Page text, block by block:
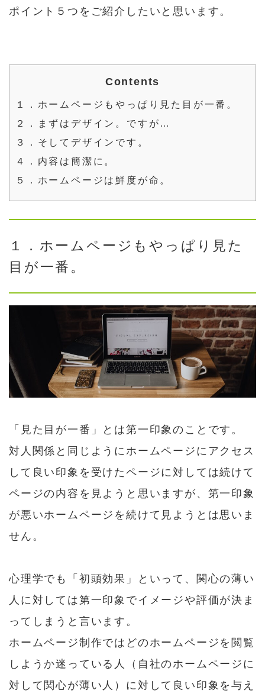
ポイント５つをご紹介したいと思います。
Contents
１．ホームページもやっぱり見た目が一番。
２．まずはデザイン。ですが…
３．そしてデザインです。
４．内容は簡潔に。
５．ホームページは鮮度が命。
１．ホームページもやっぱり見た
目が一番。
「見た目が一番」とは第一印象のことです。
対人関係と同じようにホームページにアクセス
して良い印象を受けたページに対しては続けて
ページの内容を見ようと思いますが、第一印象
が悪いホームページを続けて見ようとは思いま
せん。
心理学でも「初頭効果」といって、関心の薄い
人に対しては第一印象でイメージや評価が決ま
ってしまうと言います。
ホームページ制作ではどのホームページを閲覧
しようか迷っている人（自社のホームページに
対して関心が薄い人）に対して良い印象を与え